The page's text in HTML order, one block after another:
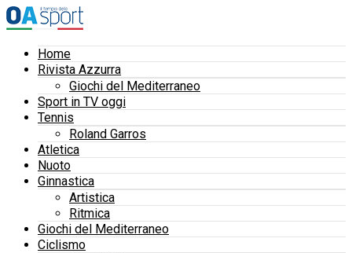
Home
Rivista Azzurra
Giochi del Mediterraneo
Sport in TV oggi
Tennis
Roland Garros
Atletica
Nuoto
Ginnastica
Artistica
Ritmica
Giochi del Mediterraneo
Ciclismo